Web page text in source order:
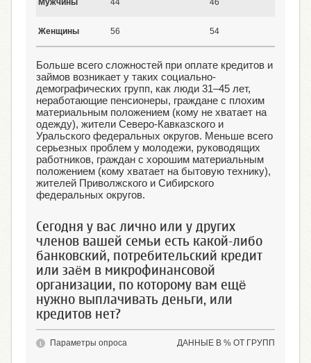
Мужчины 44 46
Женщины 56 54
Больше всего сложностей при оплате кредитов и
займов возникает у таких социально-
демографических групп, как люди 31–45 лет,
неработающие пенсионеры, граждане с плохим
материальным положением (кому не хватает на
одежду), жители Северо-Кавказского и
Уральского федеральных округов. Меньше всего
серьезных проблем у молодежи, руководящих
работников, граждан с хорошим материальным
положением (кому хватает на бытовую технику),
жителей Приволжского и Сибирского
федеральных округов.
Сегодня у вас лично или у других
членов вашей семьи есть какой-либо
банковский, потребительский кредит
или заём в микрофинансовой
организации, по которому вам ещё
нужно выплачивать деньги, или
кредитов нет?
ДАННЫЕ В % ОТ ГРУПП
Параметры опроса